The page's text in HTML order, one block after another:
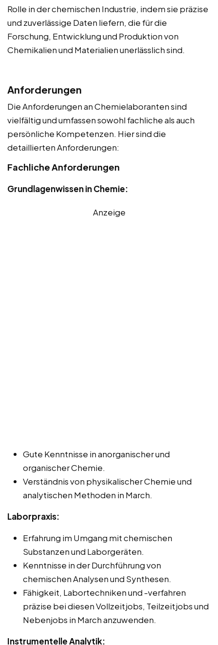
Rolle in der chemischen Industrie, indem sie präzise
und zuverlässige Daten liefern, die für die
Forschung, Entwicklung und Produktion von
Chemikalien und Materialien unerlässlich sind.
Anforderungen
Die Anforderungen an Chemielaboranten sind
vielfältig und umfassen sowohl fachliche als auch
persönliche Kompetenzen. Hier sind die
detaillierten Anforderungen:
Fachliche Anforderungen
Grundlagenwissen in Chemie:
Anzeige
Gute Kenntnisse in anorganischer und
organischer Chemie.
Verständnis von physikalischer Chemie und
analytischen Methoden in March.
Laborpraxis:
Erfahrung im Umgang mit chemischen
Substanzen und Laborgeräten.
Kenntnisse in der Durchführung von
chemischen Analysen und Synthesen.
Fähigkeit, Labortechniken und -verfahren
präzise bei diesen Vollzeitjobs, Teilzeitjobs und
Nebenjobs in March anzuwenden.
Instrumentelle Analytik: